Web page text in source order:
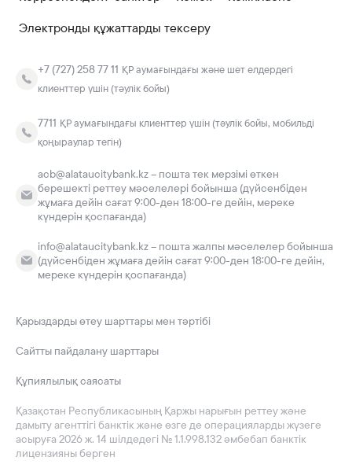
Электронды құжаттарды тексеру
+7 (727) 258 77 11 ҚР аумағындағы және шет елдердегі
клиенттер үшін (тәулік бойы)
7711 ҚР аумағындағы клиенттер үшін (тәулік бойы, мобильді
қоңыраулар тегін)
acb@alataucitybank.kz – пошта тек мерзімі өткен
берешекті реттеу мәселелері бойынша (дүйсенбіден
жұмаға дейін сағат 9:00-ден 18:00-ге дейін, мереке
күндерін қоспағанда)
info@alataucitybank.kz – пошта жалпы мәселелер бойынша
(дүйсенбіден жұмаға дейін сағат 9:00-ден 18:00-ге дейін,
мереке күндерін қоспағанда)
Қазақстан Республикасының Қаржы нарығын реттеу және
дамыту агенттігі банктік және өзге де операцияларды жүзеге
асыруға 2026 ж. 14 шілдедегі № 1.1.998.132 әмбебап банктік
лицензияны берген
Қарыздарды өтеу шарттары мен тәртібі
Сайтты пайдалану шарттары
Құпиялылық саясаты